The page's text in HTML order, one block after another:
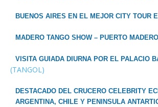
BUENOS AIRES EN EL MEJOR CITY TOUR
MADERO TANGO SHOW – PUERTO MADERO
VISITA GUIADA DIURNA POR EL PALACIO
(TANGOL)
DESTACADO DEL CRUCERO CELEBRITY
ARGENTINA, CHILE Y PENINSULA